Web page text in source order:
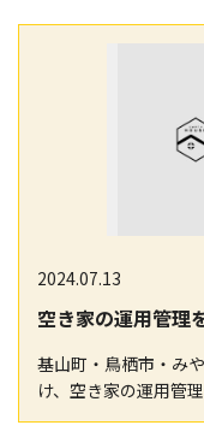
2024.07.13
基山町・鳥栖市・み
け、空き家の運用管
社では定期的な点検